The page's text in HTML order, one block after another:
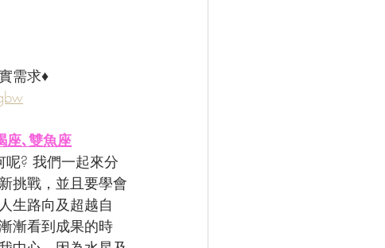
需求♦
座､雙魚座
? 我們一起來分
挑戰，並且要學會
生路向及超越自
漸看到成果的時